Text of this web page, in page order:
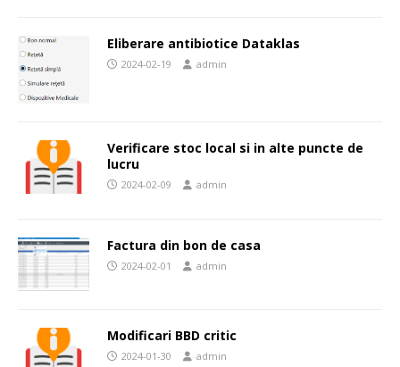
Eliberare antibiotice Dataklas
2024-02-19 admin
Verificare stoc local si in alte puncte de
lucru
2024-02-09 admin
Factura din bon de casa
2024-02-01 admin
Modificari BBD critic
2024-01-30 admin